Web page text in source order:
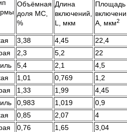
Объёмная
доля МС,
%
Длина
включений,
L, мкм
Площадь
А, мкм2
3,38 4,45
22,4
2,3 5,2
22
5,4 2,1 4,5
1,01 0,769
1,2
1,33 1,99
4,45
0,983 1,019 0,9
0,85 2,07
4
0,76 1,65
3,04